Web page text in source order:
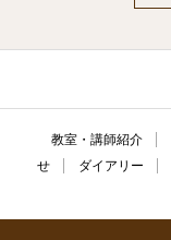
教室・講師紹介
せ
ダイアリー